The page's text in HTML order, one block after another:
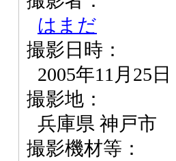
はまだ
撮影日時：
2005年11月25
撮影地：
兵庫県 神戸市
撮影機材等：